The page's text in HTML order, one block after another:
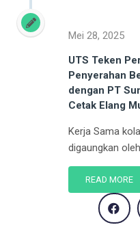
UTS Teken
Penyerahan
dengan PT
Cetak Elang
Kerja Sama
digaungkan
READ MORE
Mei 28, 2025